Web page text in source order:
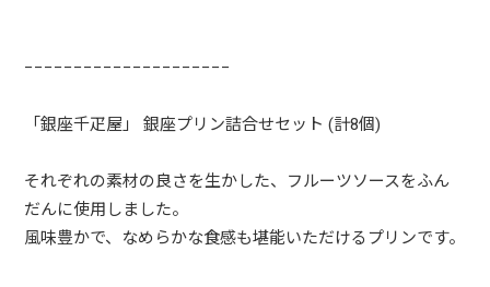
−−−−−−−−−−−−−−−−−−−−−
「銀座千疋屋」 銀座プリン詰合せセット (計8個)
それぞれの素材の良さを生かした、フルーツソースをふん
だんに使用しました。
風味豊かで、なめらかな食感も堪能いただけるプリンです。